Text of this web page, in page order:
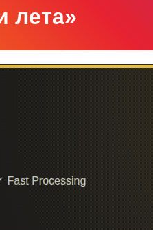
лета»